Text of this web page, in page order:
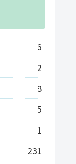
6
2
8
5
1
231